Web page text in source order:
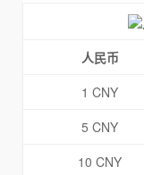
人民币
1 CNY
5 CNY
10 CNY